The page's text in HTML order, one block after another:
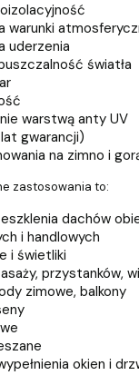
warunki
uderzenia
światła
warstwą anty UV
gwarancji)
na zimno i
zastosowania to:
dachów
i handlowych
i świetliki
przystanków,
zimowe, balkony
okien i